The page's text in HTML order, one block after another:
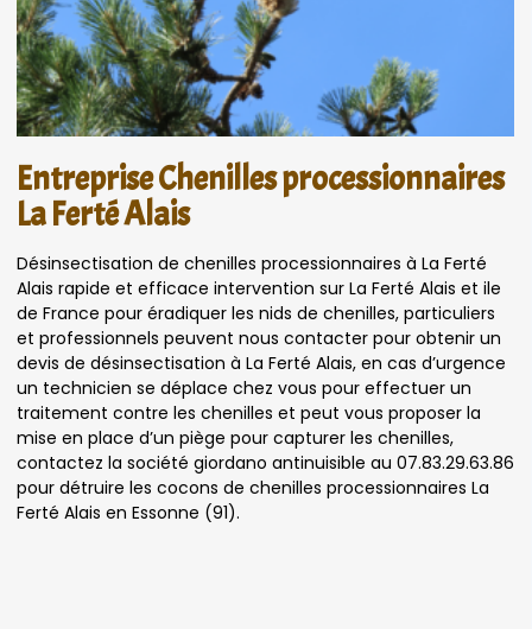
Entreprise Chenilles processionnaires
La Ferté Alais
Désinsectisation de chenilles processionnaires à La Ferté
Alais rapide et efficace intervention sur La Ferté Alais et ile
de France pour éradiquer les nids de chenilles, particuliers
et professionnels peuvent nous contacter pour obtenir un
devis de désinsectisation à La Ferté Alais, en cas d’urgence
un technicien se déplace chez vous pour effectuer un
traitement contre les chenilles et peut vous proposer la
mise en place d’un piège pour capturer les chenilles,
contactez la société giordano antinuisible au 07.83.29.63.86
pour détruire les cocons de chenilles processionnaires La
Ferté Alais en Essonne (91).